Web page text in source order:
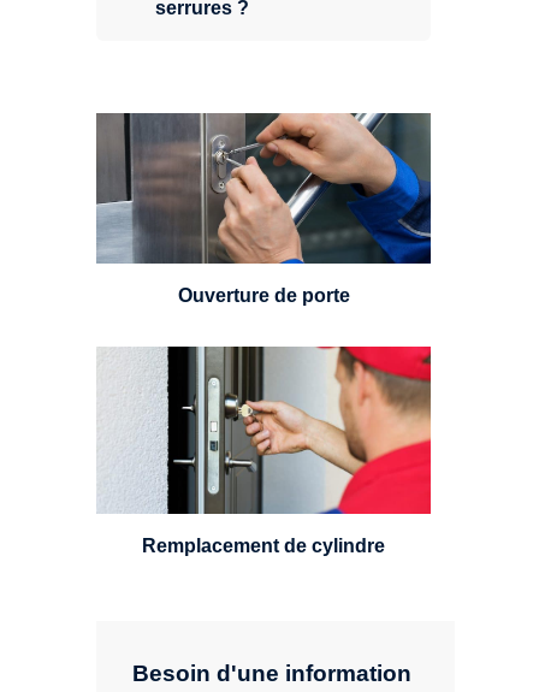
Besoin d'une information
serrures ?
Vous avez perdu vos clés ou la
porte s'est refermée derrière vous
? Un serrurier est disponible
24h/7.
Ouverture de porte
Un serrurier sera en mesure de
choisir et remplacer un cylindre
standard, à 5 leviers ou à 3
leviers, Mul-T-Lock ou encore
multipoints.
Remplacement de cylindre